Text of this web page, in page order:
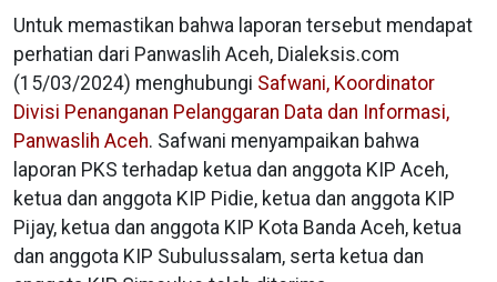
Untuk memastikan bahwa laporan tersebut mendapat
perhatian dari Panwaslih Aceh, Dialeksis.com
(15/03/2024) menghubungi Safwani, Koordinator
Divisi Penanganan Pelanggaran Data dan Informasi,
Panwaslih Aceh. Safwani menyampaikan bahwa
laporan PKS terhadap ketua dan anggota KIP Aceh,
ketua dan anggota KIP Pidie, ketua dan anggota KIP
Pijay, ketua dan anggota KIP Kota Banda Aceh, ketua
dan anggota KIP Subulussalam, serta ketua dan